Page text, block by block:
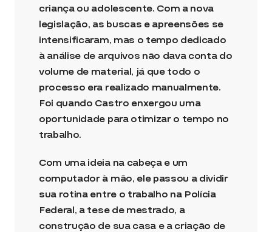
criança ou adolescente. Com a nova
legislação, as buscas e apreensões se
intensificaram, mas o tempo dedicado
à análise de arquivos não dava conta do
volume de material, já que todo o
processo era realizado manualmente.
Foi quando Castro enxergou uma
oportunidade para otimizar o tempo no
trabalho.
Com uma ideia na cabeça e um
computador à mão, ele passou a dividir
sua rotina entre o trabalho na Polícia
Federal, a tese de mestrado, a
construção de sua casa e a criação de